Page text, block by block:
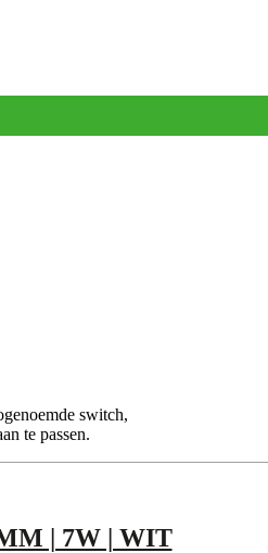
switch,
te passen.
| 7W | WIT